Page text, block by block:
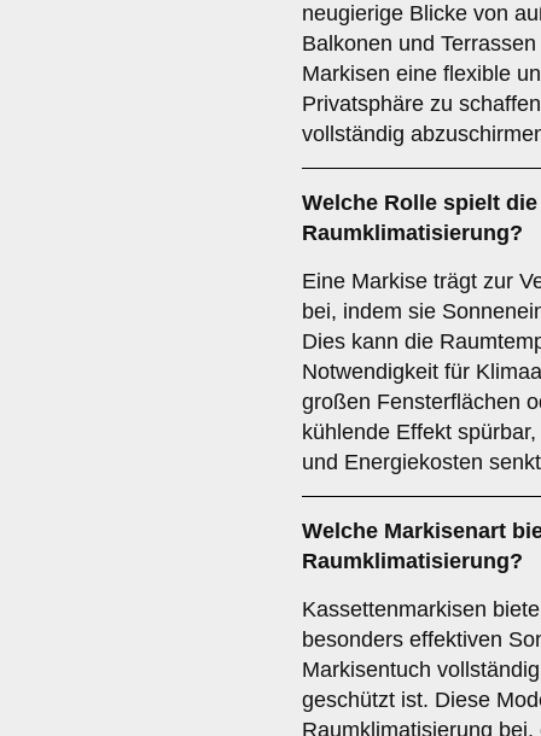
neugierige Blicke von
Balkonen und
Markisen eine flexible
Privatsphäre zu
vollständig
Welche Rolle spielt
Raumklimatisierung?
Eine Markise trägt zur
bei, indem sie
Dies kann die
Notwendigkeit für
großen Fensterflächen
kühlende Effekt
und Energiekosten
Welche Markisenart
Raumklimatisierung?
Kassettenmarkisen
besonders effektiven
Markisentuch
geschützt ist. Diese
Raumklimatisierung